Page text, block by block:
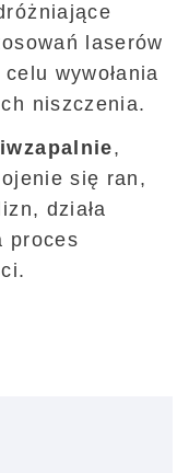
laserów
wywołania
niszczenia.
,
się ran,
działa
proces